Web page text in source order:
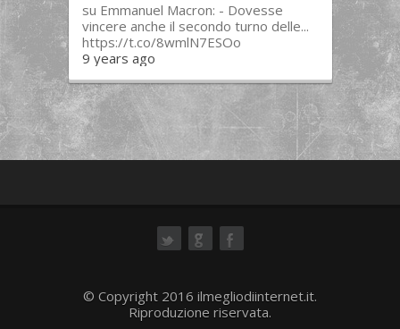
su Emmanuel Macron: - Dovesse
vincere anche il secondo turno delle...
https://t.co/8wmlN7ESOo
9 years ago
© Copyright 2016 ilmegliodiinternet.it.
Riproduzione riservata.